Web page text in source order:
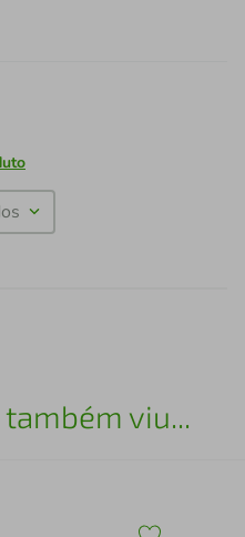
viu...